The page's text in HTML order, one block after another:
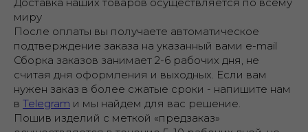
миру
После оплаты вы получаете автоматическое
подтверждение заказа на указанный вами e-mail
Сборка заказов занимает 2-6 рабочих дня, не
считая дня оформления и выходных. Если вам
нужен заказ в более сжатые сроки - напишите нам
в Telegram и мы найдем для вас решение.
Пошив изделий с меткой «предзаказ»